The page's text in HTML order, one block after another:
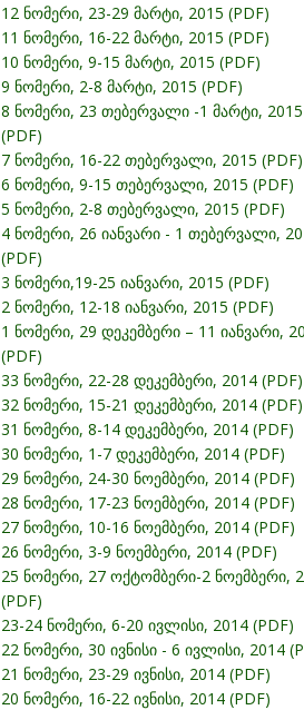
12 ნომერი, 23-29 მარტი, 2015 (PDF)
11 ნომერი, 16-22 მარტი, 2015 (PDF)
10 ნომერი, 9-15 მარტი, 2015 (PDF)
9 ნომერი, 2-8 მარტი, 2015 (PDF)
8 ნომერი, 23 თებერვალი -1 მარტი, 2015
(PDF)
7 ნომერი, 16-22 თებერვალი, 2015 (PDF)
6 ნომერი, 9-15 თებერვალი, 2015 (PDF)
5 ნომერი, 2-8 თებერვალი, 2015 (PDF)
4 ნომერი, 26 იანვარი - 1 თებერვალი,
(PDF)
3 ნომერი,19-25 იანვარი, 2015 (PDF)
2 ნომერი, 12-18 იანვარი, 2015 (PDF)
1 ნომერი, 29 დეკემბერი – 11 იანვარი,
(PDF)
33 ნომერი, 22-28 დეკემბერი, 2014 (PDF)
32 ნომერი, 15-21 დეკემბერი, 2014 (PDF)
31 ნომერი, 8-14 დეკემბერი, 2014 (PDF)
30 ნომერი, 1-7 დეკემბერი, 2014 (PDF)
29 ნომერი, 24-30 ნოემბერი, 2014 (PDF)
28 ნომერი, 17-23 ნოემბერი, 2014 (PDF)
27 ნომერი, 10-16 ნოემბერი, 2014 (PDF)
26 ნომერი, 3-9 ნოემბერი, 2014 (PDF)
25 ნომერი, 27 ოქტომბერი-2 ნოემბერი,
(PDF)
23-24 ნომერი, 6-20 ივლისი, 2014 (PDF)
22 ნომერი, 30 ივნისი - 6 ივლისი, 2014
21 ნომერი, 23-29 ივნისი, 2014 (PDF)
20 ნომერი, 16-22 ივნისი, 2014 (PDF)